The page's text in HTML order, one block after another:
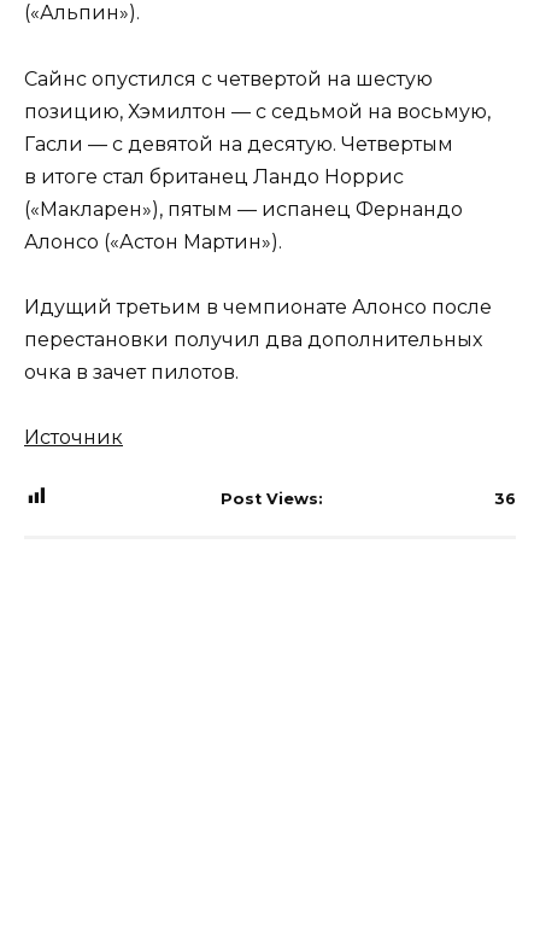
(«Альпин»).
Сайнс опустился с четвертой на шестую
позицию, Хэмилтон — с седьмой на восьмую,
Гасли — с девятой на десятую. Четвертым
в итоге стал британец Ландо Норрис
(«Макларен»), пятым — испанец Фернандо
Алонсо («Астон Мартин»).
Идущий третьим в чемпионате Алонсо после
перестановки получил два дополнительных
очка в зачет пилотов.
Источник
Post Views: 36